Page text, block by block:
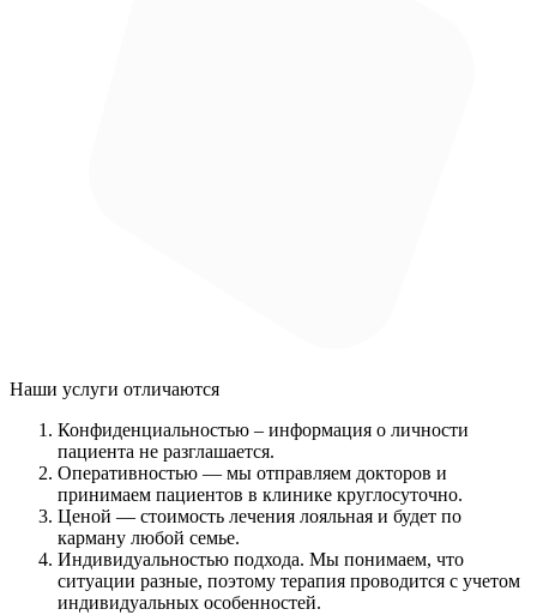
Наши услуги отличаются
Конфиденциальностью – информация о личности
пациента не разглашается.
Оперативностью — мы отправляем докторов и
принимаем пациентов в клинике круглосуточно.
Ценой — стоимость лечения лояльная и будет по
карману любой семье.
Индивидуальностью подхода. Мы понимаем, что
ситуации разные, поэтому терапия проводится с учетом
индивидуальных особенностей.